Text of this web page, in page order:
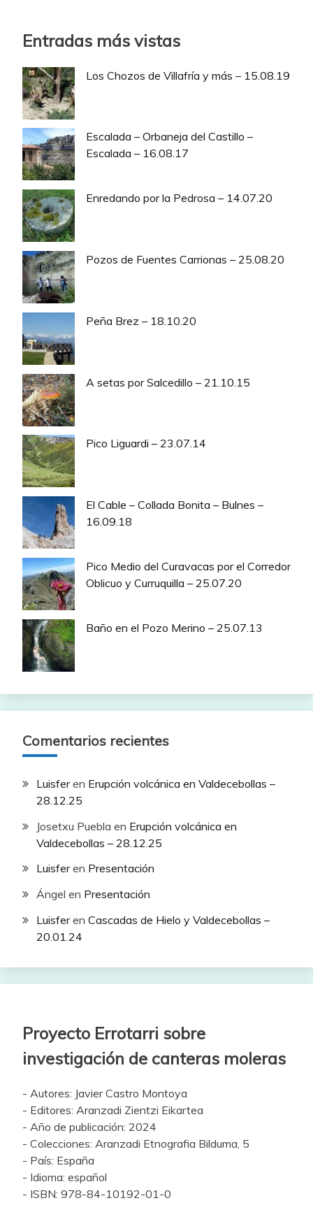
Entradas más vistas
Los Chozos de Villafría y más – 15.08.19
Escalada – Orbaneja del Castillo –
Escalada – 16.08.17
Enredando por la Pedrosa – 14.07.20
Pozos de Fuentes Carrionas – 25.08.20
Peña Brez – 18.10.20
A setas por Salcedillo – 21.10.15
Pico Liguardi – 23.07.14
El Cable – Collada Bonita – Bulnes –
16.09.18
Pico Medio del Curavacas por el Corredor
Oblicuo y Curruquilla – 25.07.20
Baño en el Pozo Merino – 25.07.13
Comentarios recientes
Luisferen Erupción volcánica en Valdecebollas –
28.12.25
Josetxu Puebla en Erupción volcánica en
Valdecebollas – 28.12.25
Luisferen Presentación
Ángel en Presentación
Luisferen Cascadas de Hielo y Valdecebollas –
20.01.24
Proyecto Errotarri sobre
investigación de canteras moleras
- Autores: Javier Castro Montoya
- Editores: Aranzadi Zientzi Eikartea
- Año de publicación: 2024
- Colecciones: Aranzadi Etnografia Bilduma, 5
- País: España
- Idioma: español
- ISBN: 978-84-10192-01-0